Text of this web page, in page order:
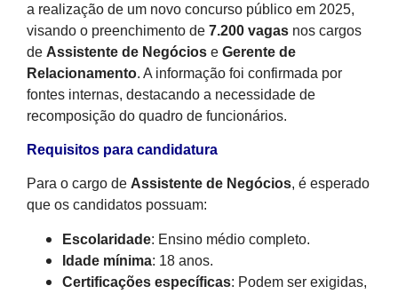
a realização de um novo concurso público em 2025,
visando o preenchimento de 7.200 vagas nos cargos
de Assistente de Negócios e Gerente de
Relacionamento. A informação foi confirmada por
fontes internas, destacando a necessidade de
recomposição do quadro de funcionários.
Requisitos para candidatura
Para o cargo de Assistente de Negócios, é esperado
que os candidatos possuam:
Escolaridade: Ensino médio completo.
Idade mínima: 18 anos.
Certificações específicas: Podem ser exigidas,